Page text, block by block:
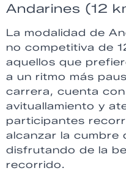
Andarines (12
La modalidad de
no competitiva de
aquellos que
a un ritmo más
carrera, cuenta
avituallamiento y
participantes
alcanzar la cumbre
disfrutando de la
recorrido.